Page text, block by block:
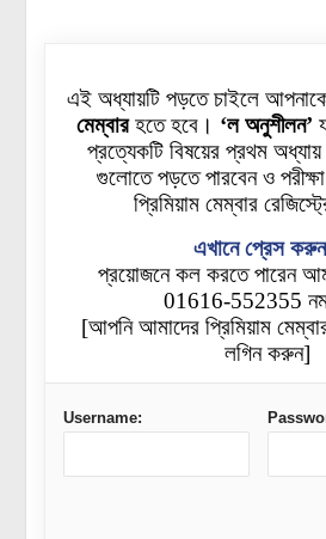
এই অধ্যায়টি পড়তে চাইলে
মেম্বারহতে হবে। ‘ল অনুশীলন’
প্রত্যেকটি বিষয়ের প্রথম অধ্যায়
গুলোতেপড়তে পারবেন ও
প্রিমিয়াম মেম্বার
এখানে প্রেস
প্রয়োজনে কল করতে পারেন
01616-552355
[আপনি আমাদের প্রিমিয়াম
লগিন করুন]
Username: